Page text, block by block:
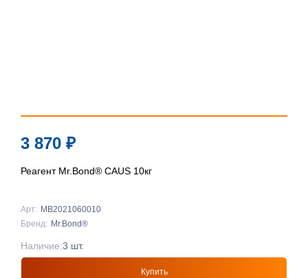
3 870 ₽
Реагент Mr.Bond® CAUS 10кг
Арт: MB2021060010
Бренд: Mr.Bond®
Купить
Наличие:3 шт.